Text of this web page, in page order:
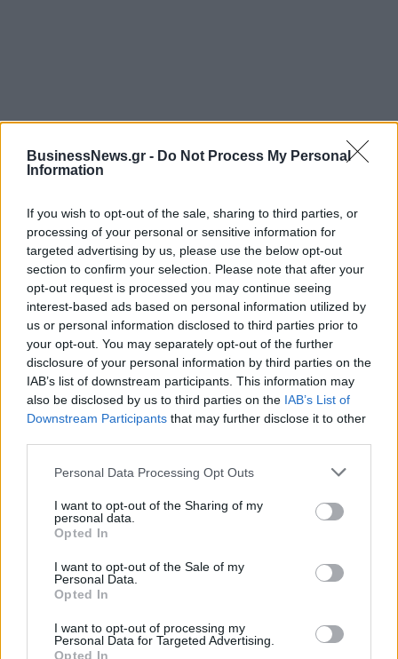
BusinessNews.gr - Do Not Process My Personal
Information
If you wish to opt-out of the sale, sharing to third parties, or
processing of your personal or sensitive information for
targeted advertising by us, please use the below opt-out
section to confirm your selection. Please note that after your
opt-out request is processed you may continue seeing
interest-based ads based on personal information utilized by
us or personal information disclosed to third parties prior to
your opt-out. You may separately opt-out of the further
disclosure of your personal information by third parties on the
IAB’s list of downstream participants. This information may
also be disclosed by us to third parties on the IAB’s List of
Downstream Participants that may further disclose it to other
Personal Data Processing Opt Outs
I want to opt-out of the Sharing of my
personal data.
Opted In
I want to opt-out of the Sale of my
Personal Data.
Opted In
I want to opt-out of processing my
Personal Data for Targeted Advertising.
Opted In
Χρηματιστήριο: Πτώση κατά 0,59%, στα 320,42
εκατ. ευρώ ο τζίρος
06/08/2026 - 18:10 ΟΙΚΟΝΟΜΙΑ
ΟΠΕΚΑ: Αύριο η δεύτερη πληρωμή των δικαιούχων
του Λογαριασμού Αγροτικής Εστίας
06/08/2026 - 17:40 ΟΙΚΟΝΟΜΙΑ
Κυβερνητική Επιτροπή Βιομηχανίας- Κ. Μητσοτάκης:
Στρατηγική προτεραιότητα η ενίσχυση της
βιομηχανίας
06/08/2026 - 17:18 ΠΟΛΙΤΙΚΗ
Από τις 28 Αυγούστου η ψηφιακή ενεργοποίηση της
Κάρτας Αγρότη μέσω της ΕΑΕ 2026
Eurobank: Εξελίξεις και προοπτικές στις αγορές
πετρελαίου και φυσικού αερίου στην Ευρώπη
06/08/2026 - 16:20 ΕΝΕΡΓΕΙΑ